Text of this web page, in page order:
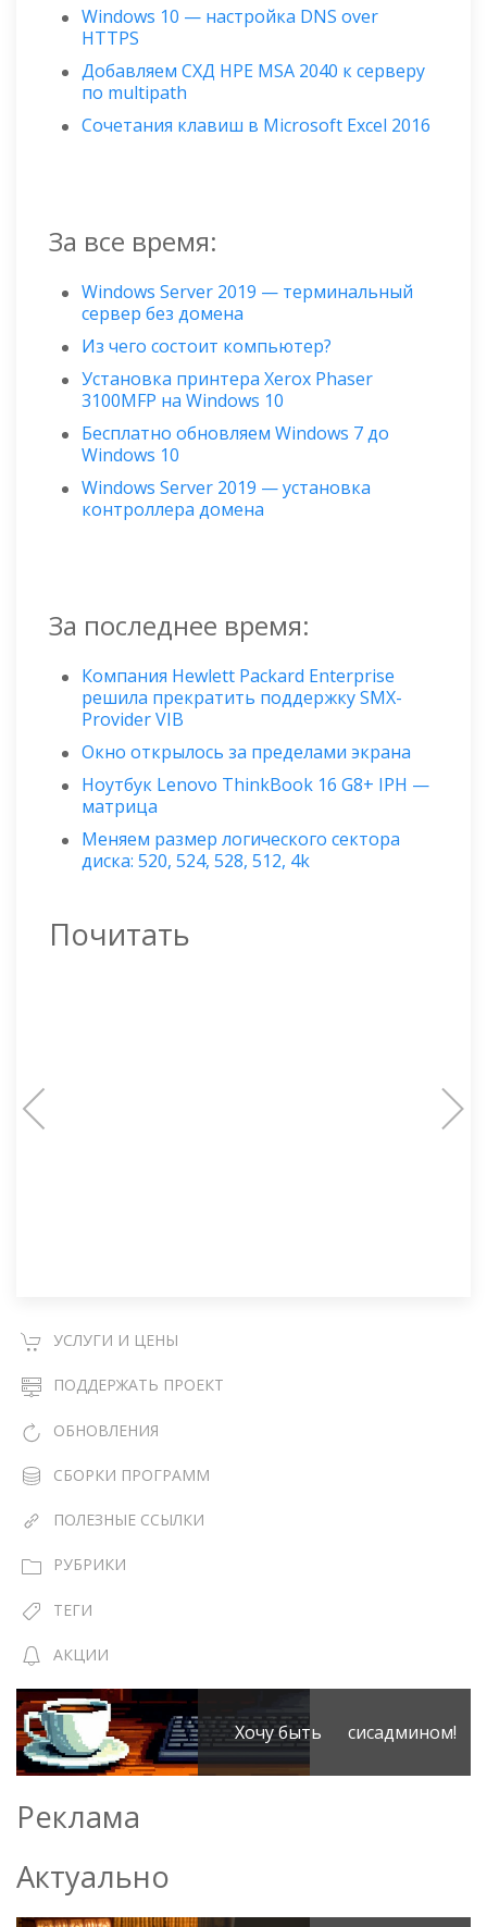
Windows 10 — настройка DNS over
HTTPS
Добавляем СХД HPE MSA 2040 к серверу
по multipath
Сочетания клавиш в Microsoft Excel 2016
За все время:
Windows Server 2019 — терминальный
сервер без домена
Из чего состоит компьютер?
Установка принтера Xerox Phaser
3100MFP на Windows 10
Бесплатно обновляем Windows 7 до
Windows 10
Windows Server 2019 — установка
контроллера домена
За последнее время:
Компания Hewlett Packard Enterprise
решила прекратить поддержку SMX-
Provider VIB
Окно открылось за пределами экрана
Ноутбук Lenovo ThinkBook 16 G8+ IPH —
матрица
Меняем размер логического сектора
диска: 520, 524, 528, 512, 4k
Почитать
УСЛУГИ И ЦЕНЫ
ПОДДЕРЖАТЬ ПРОЕКТ
ОБНОВЛЕНИЯ
СБОРКИ ПРОГРАММ
ПОЛЕЗНЫЕ ССЫЛКИ
РУБРИКИ
ТЕГИ
АКЦИИ
Хочу быть сисадмином!
Реклама
Актуально